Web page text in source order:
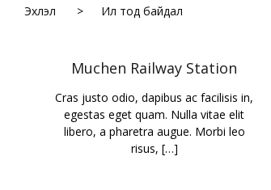
Эхлэл > Ил тод байдал
Muchen Railway Station
Cras justo odio, dapibus ac facilisis in,
egestas eget quam. Nulla vitae elit
libero, a pharetra augue. Morbi leo
risus, […]